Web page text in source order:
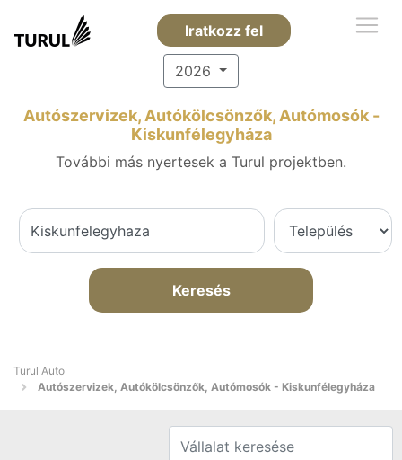
Iratkozz fel
2026
Autószervizek, Autókölcsönzők, Autómosók -
Kiskunfélegyháza
További más nyertesek a Turul projektben.
Keresés
Turul Auto
Autószervizek, Autókölcsönzők, Autómosók - Kiskunfélegyháza